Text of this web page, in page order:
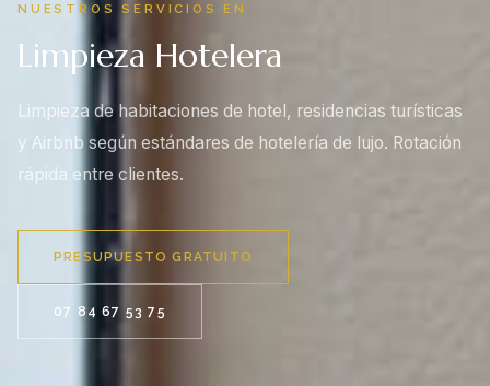
NUESTROS SERVICIOS EN
Limpieza Hotelera
Limpieza de habitaciones de hotel, residencias turísticas
y Airbnb según estándares de hotelería de lujo. Rotación
rápida entre clientes.
PRESUPUESTO GRATUITO
07 84 67 53 75